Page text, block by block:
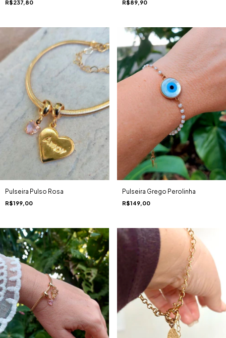
R$237,80 R$89,90
Pulseira Pulso Rosa
R$199,00
Pulseira Grego Perolinha
R$149,00